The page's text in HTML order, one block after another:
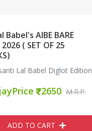
SPECIAL BOOK
Babel's AIBE BARE
( SET OF 25
Lal Babel Diglot Edition
2650 M.R.P.
ADD TO CART